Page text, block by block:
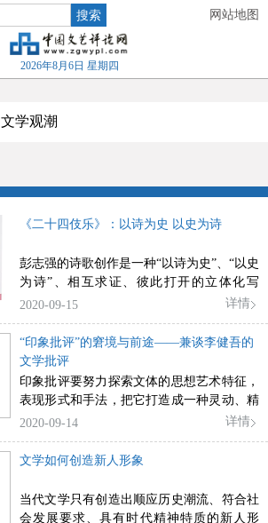
搜索 网站地图
2026年8月6日 星期四
文学观潮
《二十四伎乐》：以诗为史 以史为诗
彭志强的诗歌创作是一种“以诗为史”、“以史
为诗”、相互求证、彼此打开的立体化写
作。
2020-09-15 详情
“印象批评”的窘境与前途——兼谈李健吾的
文学批评
印象批评要努力探索文体的思想艺术特征，
表现形式和手法，把它打造成一种灵动、精
湛的艺术。
2020-09-14 详情
文学如何创造新人形象
当代文学只有创造出顺应历史潮流、符合社
会发展要求、具有时代精神特质的新人形